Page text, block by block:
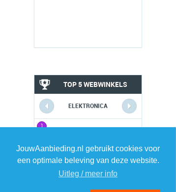
JouwAanbieding.nl gebruikt cookies voor
een optimale beleving van deze website.
Uitleg / meer info
TOP 5 WEBWINKELS
ELEKTRONICA
1
2
1
2